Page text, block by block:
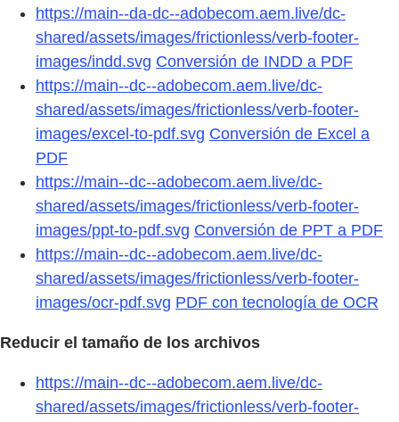
https://main--da-dc--adobecom.aem.live/dc-
shared/assets/images/frictionless/verb-footer-
images/indd.svg Conversión de INDD a PDF
https://main--dc--adobecom.aem.live/dc-
shared/assets/images/frictionless/verb-footer-
images/excel-to-pdf.svg Conversión de Excel a
PDF
https://main--dc--adobecom.aem.live/dc-
shared/assets/images/frictionless/verb-footer-
images/ppt-to-pdf.svg Conversión de PPT a PDF
https://main--dc--adobecom.aem.live/dc-
shared/assets/images/frictionless/verb-footer-
images/ocr-pdf.svg PDF con tecnología de OCR
Reducir el tamaño de los archivos
https://main--dc--adobecom.aem.live/dc-
shared/assets/images/frictionless/verb-footer-